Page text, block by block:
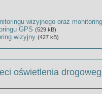
wizyjnego oraz
GPS (529 kB)
wizyjny (427 kB)
oświetlenia